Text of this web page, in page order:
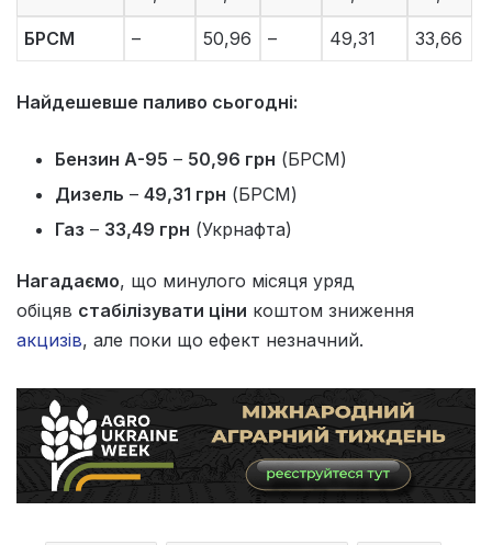
БРСМ – 50,96 – 49,31 33,66
Найдешевше паливо сьогодні:
Бензин А-95 – 50,96 грн (БРСМ)
Дизель – 49,31 грн (БРСМ)
Газ – 33,49 грн (Укрнафта)
Нагадаємо, що минулого місяця уряд
обіцяв стабілізувати ціни коштом зниження
акцизів, але поки що ефект незначний.